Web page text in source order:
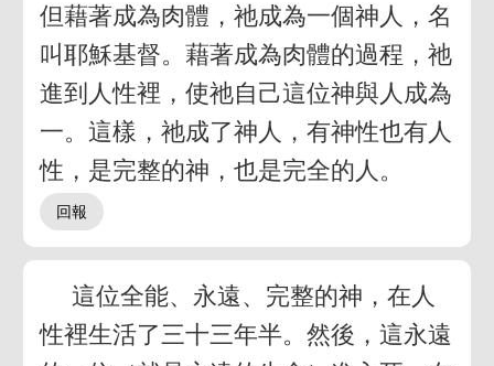
但藉著成為肉體，祂成為一個神人，名
叫耶穌基督。藉著成為肉體的過程，祂
進到人性裡，使祂自己這位神與人成為
一。這樣，祂成了神人，有神性也有人
性，是完整的神，也是完全的人。
這位全能、永遠、完整的神，在人
性裡生活了三十三年半。然後，這永遠